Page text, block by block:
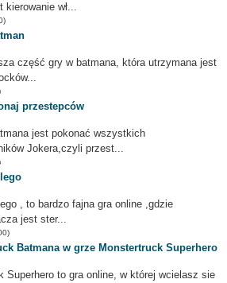
kierowanie wł...
część gry w batmana, która utrzymana jest
przestepców
jest pokonać wszystkich
Jokera,czyli przest...
, to bardzo fajna gra online ,gdzie
jest ster...
Batmana w grze Monstertruck Superhero
Superhero to gra online, w której wcielasz sie